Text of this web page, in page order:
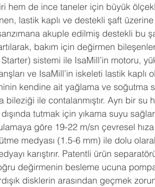
hem de ince taneler için büyük
lastik kaplı ve destekli şaft
şanzımana akuple edilmiş destekli bu
bakım için değirmen
sistemi ile IsaMill’in motoru,
ve IsaMill’in iskeleti lastik kaplı
kendine ait yağlama ve soğutma
bileziği ile contalanmıştır. Ayrı bir su
tutmak için yıkama suyu
göre 19-22 m/sn çevresel
medyası (1.5-6 mm) ile dolu
karıştırır. Patentli ürün
değirmenin besleme ucuna
disklerin arasından geçmek